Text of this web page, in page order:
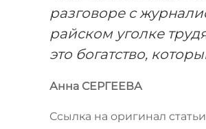
разговоре с
райском уголке
это богатство,
Анна СЕРГЕЕВА
Ссылка на оригинал